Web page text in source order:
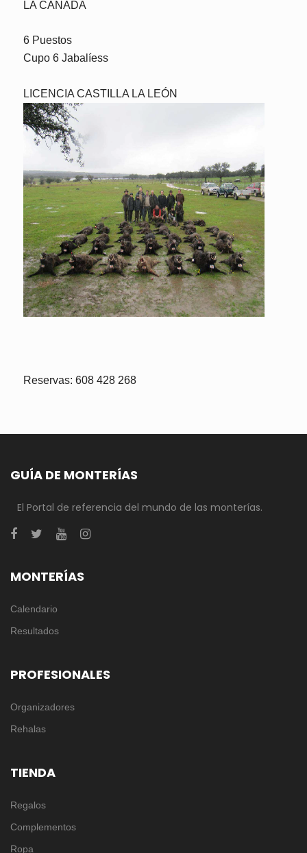
LA CAÑADA
6 Puestos
Cupo 6 Jabalíess
LICENCIA CASTILLA LA LEÓN
Reservas: 608 428 268
GUÍA DE MONTERÍAS
El Portal de referencia del mundo de las monterías.
MONTERÍAS
Calendario
Resultados
PROFESIONALES
Organizadores
Rehalas
TIENDA
Regalos
Complementos
Ropa